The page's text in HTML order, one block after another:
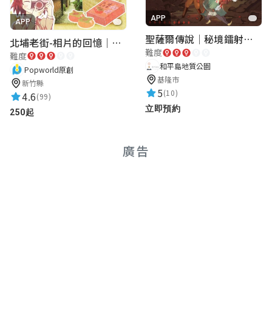
APP
北埔老街-相片的回憶｜新竹老街城市解謎
難度
Popworld原創
新竹縣
4.6(99)
250起
APP
聖薩爾傳說｜秘境鐳射激戰
難度
和平島地質公園
基隆市
5(10)
立即預約
廣告